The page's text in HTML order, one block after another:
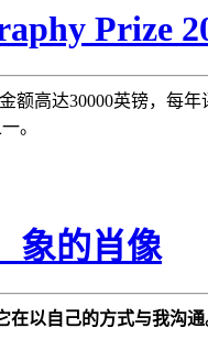
Prize
额高达30000英镑，每
。
象的肖像
在以自己的方式与我沟通